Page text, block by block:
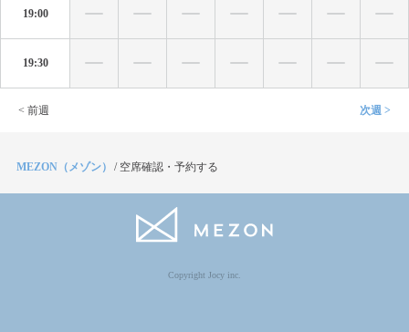
19:00
19:30
< 前週 次週 >
MEZON（メゾン） / 空席確認・予約する
Copyright Jocy inc.